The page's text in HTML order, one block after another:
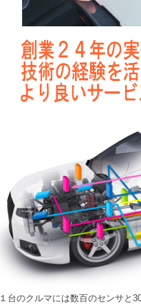
１台のクルマには数百のセンサと